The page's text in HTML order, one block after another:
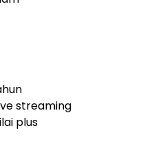
streaming
plus